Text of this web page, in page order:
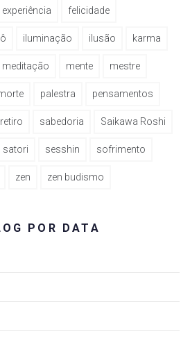
experiência felicidade
iluminação ilusão karma
meditação mente mestre
palestra pensamentos
retiro sabedoria Saikawa Roshi
satori sesshin sofrimento
zen zen budismo
POR DATA